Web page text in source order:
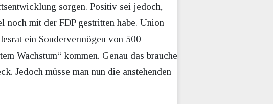
sorgen. Positiv sei jedoch,
noch mit der FDP gestritten habe. Union
ein Sondervermögen von 500
Wachstum“ kommen. Genau das brauche
Jedoch müsse man nun die anstehenden